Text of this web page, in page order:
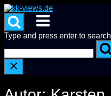
Skip
to
content
Menu
Type and press enter to search